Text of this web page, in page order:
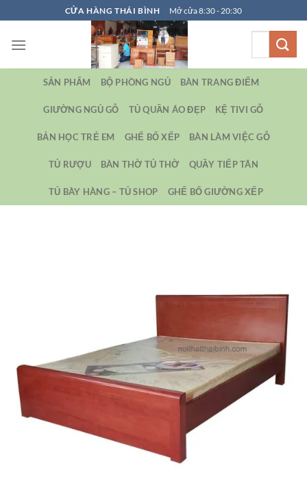
qua
nội
CỬA HÀNG THÁI BÌNH Mở cửa 8:30 - 20:30
SẢN PHẨM BỘ PHÒNG NGỦ BÀN TRANG ĐIỂM
GIƯỜNG NGỦ GỖ TỦ QUẦN ÁO ĐẸP KỆ TIVI GỖ
BẢN HỌC TRẺ EM GHẾ BỐ XẾP BÀN LÀM VIỆC GỖ
TỦ RƯỢU BÀN THỜ TỦ THỜ QUẦY TIẾP TÂN
TỦ BÀY HÀNG – TỦ SHOP GHẾ BỐ GIƯỜNG XẾP